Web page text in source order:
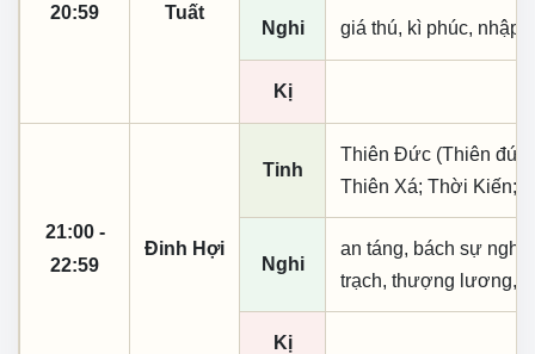
20:59
Tuất
Nghi giá thú, kì phúc, nhập
Kị
21:00 -
22:59
Đinh Hợi
Tinh
Thiên Đức (Thiên
Thiên Xá; Thời Kiến;
Nghi
an táng, bách sự nghi
trạch, thượng lương,
Kị